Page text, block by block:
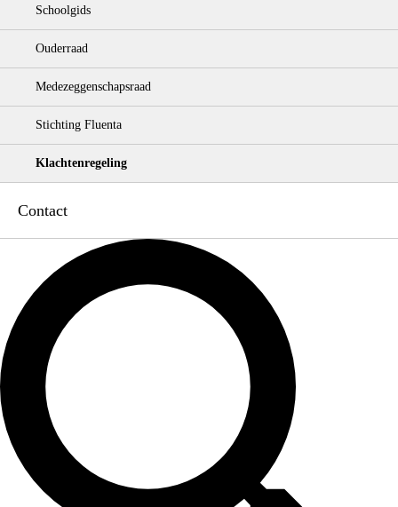
Schoolgids
Ouderraad
Medezeggenschapsraad
Stichting Fluenta
Klachtenregeling
Contact